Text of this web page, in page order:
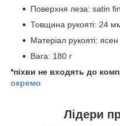
Поверхня леза: satin
Товщина рукояті: 24
Матеріал рукояті: ясен
Вага: 180 г
*піхви не входять до
окремо
Лідери